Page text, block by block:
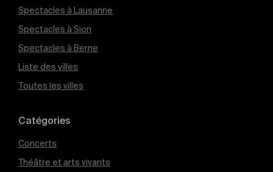
Spectacles à Lausanne
Spectacles à Sion
Spectacles à Berne
Liste des villes
Toutes les villes
Catégories
Concerts
Théâtre et arts vivants